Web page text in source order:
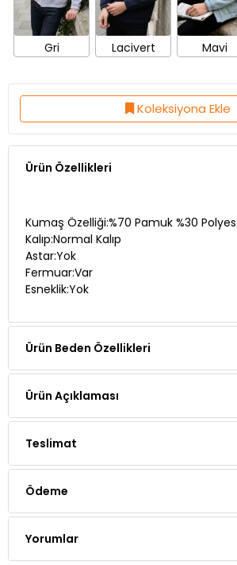
Gri Lacivert Mavi
Koleksiyona Ekle
Ürün Özellikleri
Kalıp:Normal Kalıp
Astar:Yok
Fermuar:Var
Esneklik:Yok
Ürün Beden Özellikleri
Ürün Açıklaması
Teslimat
Ödeme
Yorumlar